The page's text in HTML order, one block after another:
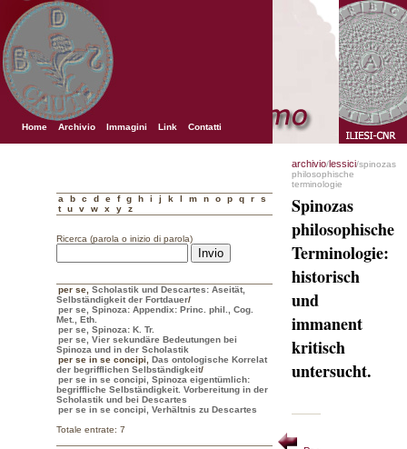
Home Archivio Immagini Link Contatti
a b c d e f g h i j k l m n o p q r
s
t
u v w x y z
Ricerca (parola o inizio di parola)
per se Scholastik und Descartes: Aseität,
Selbständigkeit der Fortdauer/
per se, Spinoza: Appendix: Princ. phil., Cog.
Met., Eth.
per se, Spinoza: K. Tr.
per se, Vier sekundäre Bedeutungen bei
Spinoza und in der Scholastik
per se in se concipi
Das ontologische Korrelat
der begrifflichen Selbständigkeit/
per se in se concipi, Spinoza eigentümlich:
begriffliche Selbständigkeit. Vorbereitung in der
Scholastik und bei Descartes
per se in se concipi, Verhältnis zu Descartes
Totale entrate: 7
archivio/lessici/spinozas
philosophische
terminologie
Spinozas
philosophische
Terminologie:
historisch
und
immanent
kritisch
untersucht.